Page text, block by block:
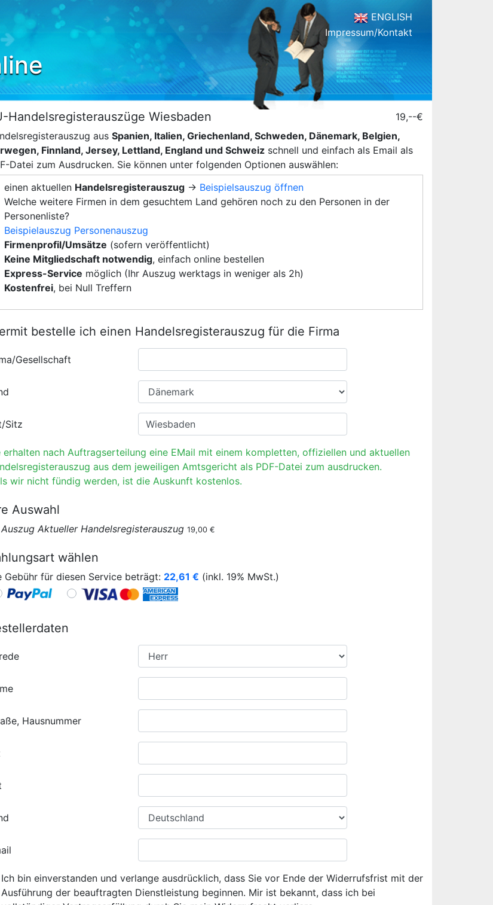
ENGLISH
Impressum/Kontakt
Handelsregisterauszüge Wiesbaden
19,--€
aus Spanien, Italien, Griechenland, Schweden, Dänemark, Belgien,
Finnland, Jersey, Lettland, England und Schweiz schnell und einfach als Email als
Datei zum Ausdrucken. Sie können unter folgenden Optionen auswählen:
einen aktuellen Handelsregisterauszug → Beispielsauszug öffnen
Welche weitere Firmen in dem gesuchtem Land gehören noch zu den Personen in der
Personenliste?
Beispielauszug Personenauszug
Firmenprofil/Umsätze (sofern veröffentlicht)
Keine Mitgliedschaft notwendig, einfach online bestellen
Express-Service möglich (Ihr Auszug werktags in weniger als 2h)
Kostenfrei, bei Null Treffern
bestelle ich einen Handelsregisterauszug für die Firma
Gesellschaft
Sitz
erhalten nach Auftragserteilung eine EMail mit einem kompletten, offiziellen und aktuellen
aus dem jeweiligen Amtsgericht als PDF-Datei zum ausdrucken.
wir nicht fündig werden, ist die Auskunft kostenlos.
Auswahl
Auszug Aktueller Handelsregisterauszug 19,00 €
wählen
Gebühr für diesen Service beträgt: 22,61 € (inkl. 19% MwSt.)
Hausnummer
Ich bin einverstanden und verlange ausdrücklich, dass Sie vor Ende der Widerrufsfrist mit der
Ausführung der beauftragten Dienstleistung beginnen. Mir ist bekannt, dass ich bei